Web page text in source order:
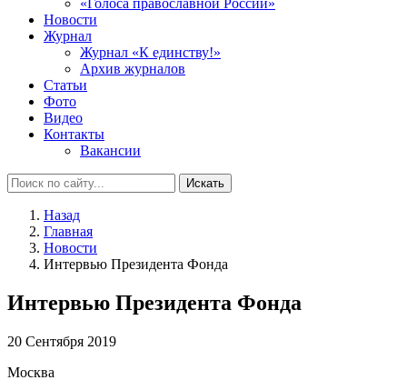
«Голоса православной России»
Новости
Журнал
Журнал «К единству!»
Архив журналов
Статьи
Фото
Видео
Контакты
Вакансии
Искать
Назад
Главная
Новости
Интервью Президента Фонда
Интервью Президента Фонда
20 Сентября 2019
Москва